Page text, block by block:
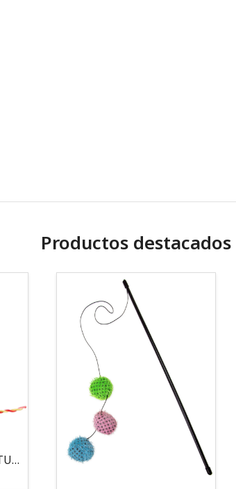
Productos destacados
MOUSE LOCO 5,5 CM - TUBO